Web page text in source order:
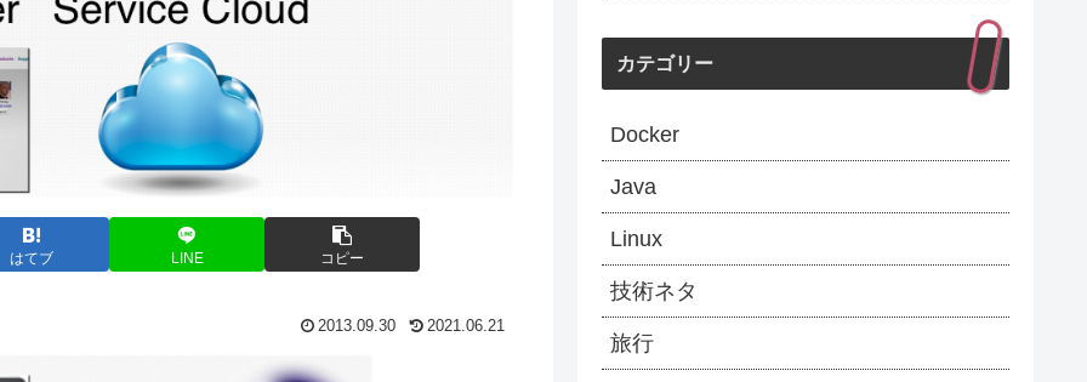
はてブ LINE コピー
2013.09.30 2021.06.21
カテゴリー
Docker
Java
Linux
技術ネタ
旅行